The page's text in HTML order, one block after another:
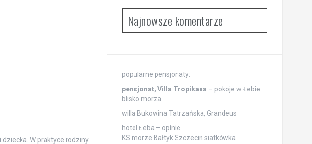
W praktyce rodziny
Najnowsze komentarze
popularne pensjonaty:
pensjonat, Villa Tropikana – pokoje w Łebie
blisko morza
willa Bukowina Tatrzańska, Grandeus
hotel Łeba – opinie
KS morze Bałtyk Szczecin siatkówka